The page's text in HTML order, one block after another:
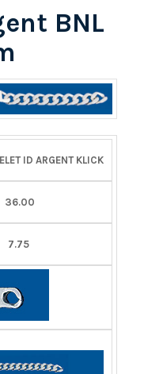
BNL
LARGEUR FERMOIR
ID ARGENT KLICK
36.00
7.75